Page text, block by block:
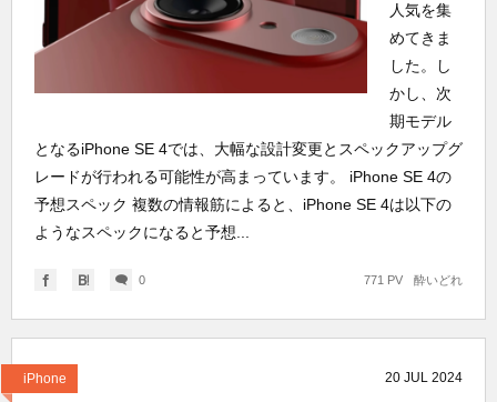
人気を集
めてきま
した。し
かし、次
期モデル
となるiPhone SE 4では、大幅な設計変更とスペックアップグ
レードが行われる可能性が高まっています。 iPhone SE 4の
予想スペック 複数の情報筋によると、iPhone SE 4は以下の
ようなスペックになると予想...
0 酔いどれ
771 PV
iPhone 20 JUL 2024